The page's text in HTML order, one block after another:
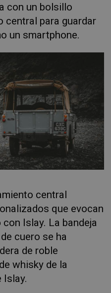
con un bolsillo
central para guardar
un smartphone.
central
que evocan
Islay. La bandeja
cuero se ha
de roble
whisky de la
Islay.